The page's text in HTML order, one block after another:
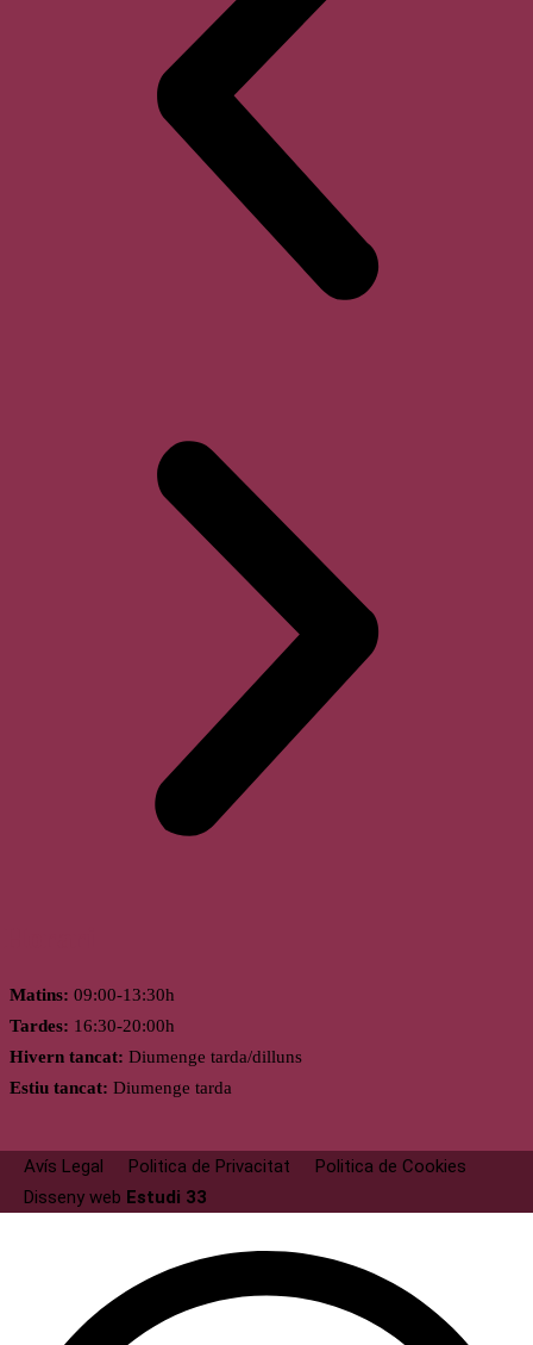
Matins: 09:00-13:30h
Tardes: 16:30-20:00h
Hivern tancat: Diumenge tarda/dilluns
Estiu tancat: Diumenge tarda
Avís Legal Politica de Privacitat
Politica de Cookies
Disseny web Estudi 33